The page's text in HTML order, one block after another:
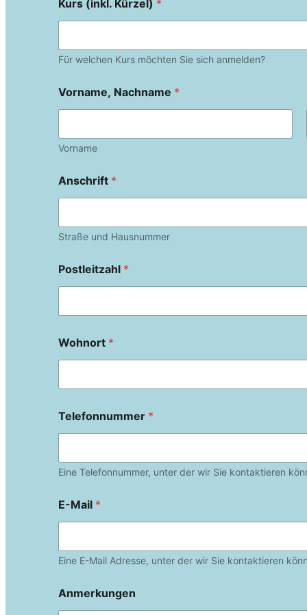
Kurs (inkl. Kürzel) *
Für welchen Kurs möchten Sie sich anmelden?
Vorname, Nachname *
Vorname
Anschrift *
Straße und Hausnummer
Postleitzahl *
Wohnort *
Telefonnummer *
Eine Telefonnummer, unter der wir Sie kontaktieren
E-Mail *
Eine E-Mail Adresse, unter der wir Sie kontaktieren
Anmerkungen